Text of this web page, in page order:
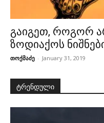
გაიგეთ, როგორ
ზოდიაქოს
თოქმაძე - January 31, 2019
ტრენდული